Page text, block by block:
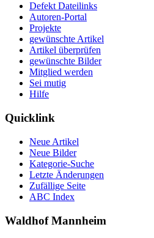
Defekt Dateilinks
Autoren-Portal
Projekte
gewünschte Artikel
Artikel überprüfen
gewünschte Bilder
Mitglied werden
Sei mutig
Hilfe
Quicklink
Neue Artikel
Neue Bilder
Kategorie-Suche
Letzte Änderungen
Zufällige Seite
ABC Index
Waldhof Mannheim